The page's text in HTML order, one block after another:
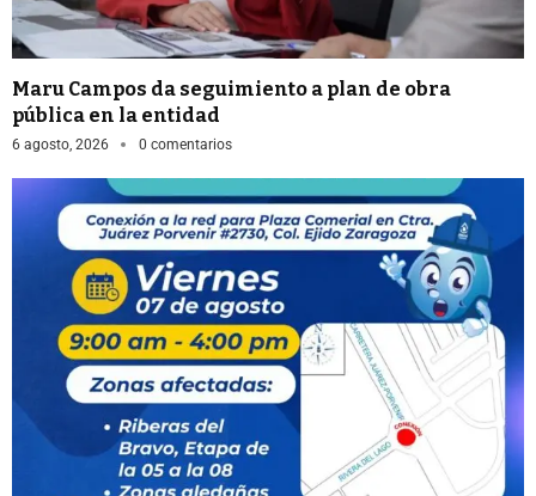
Maru Campos da seguimiento a plan de obra
pública en la entidad
6 agosto, 2026 0 comentarios